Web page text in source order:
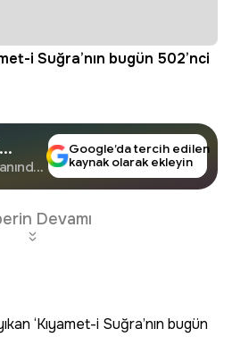
i Suğra’nın bugün 502’nci
Google’da tercih edilen
kaynak olarak ekleyin
Devamı
‘Kıyamet-i Suğra’nın bugün